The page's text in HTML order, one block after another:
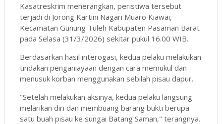
Kasatreskrim menerangkan, peristiwa tersebut
terjadi di Jorong Kartini Nagari Muaro Kiawai,
Kecamatan Gunung Tuleh Kabupaten Pasaman Barat
pada Selasa (31/3/2026) sekitar pukul 16.00 WIB.
Berdasarkan hasil interogasi, kedua pelaku melakukan
tindakan penganiayaan dengan cara memukul dan
menusuk korban menggunakan sebilah pisau dapur.
"Setelah melakukan aksinya, kedua pelaku langsung
melarikan diri dan membuang barang bukti berupa
satu buah pisau ke sungai Batang Saman," terangnya.